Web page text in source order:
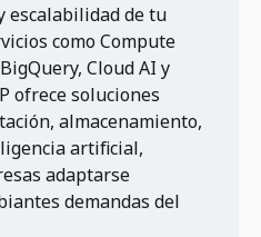
escalabilidad de tu
como Compute
Cloud AI y
ofrece soluciones
almacenamiento,
artificial,
adaptarse
demandas del